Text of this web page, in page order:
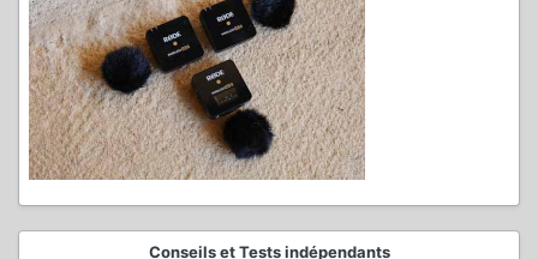
Conseils et Tests indépendants